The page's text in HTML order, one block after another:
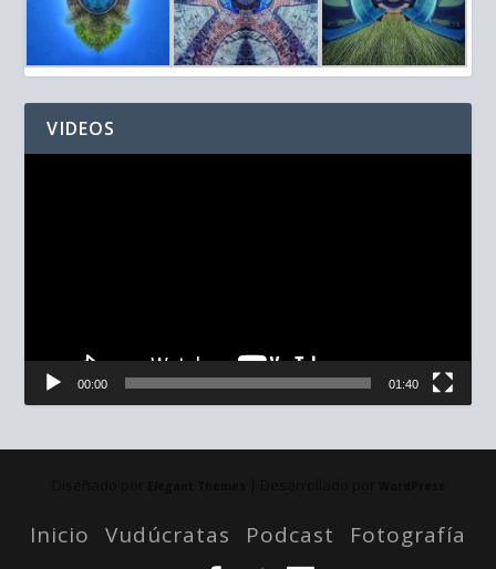
VIDEOS
00:00 01:40
Inicio Vudúcratas Podcast Fotografía